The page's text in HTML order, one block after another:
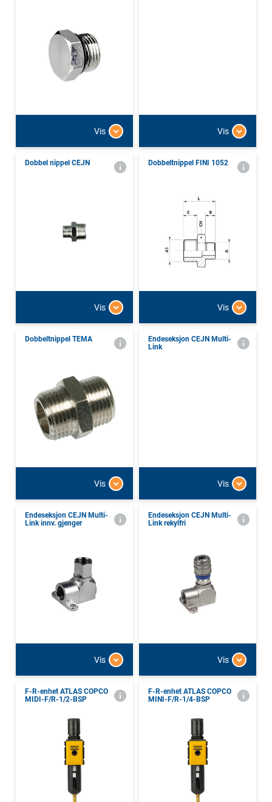
Vis Vis
Dobbel nippel CEJN
Vis
Dobbeltnippel FINI 1052
Vis
Dobbeltnippel TEMA
Vis
Endeseksjon CEJN Multi-
Link
Vis
Endeseksjon CEJN Multi-
Link innv. gjenger
Vis
Endeseksjon CEJN Multi-
Link rekylfri
Vis
F-R-enhet ATLAS COPCO
MIDI-F/R-1/2-BSP
F-R-enhet ATLAS COPCO
MINI-F/R-1/4-BSP